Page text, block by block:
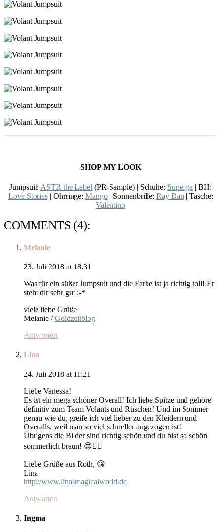
SHOP MY LOOK
Jumpsuit: ASTR the Label (PR-Sample) | Schuhe: Superga | BH:
Love Stories| Ohrringe: Mango| Sonnenbrille: Ray Ban | Tasche:
Valentino
COMMENTS (4):
Melanie
23. Juli 2018 at 18:31
Was für ein süßer Jumpsuit und die Farbe ist ja richtig toll! Er
steht dir sehr gut :-*
viele liebe Grüße
Melanie /Goldzeitblog
Antworten
Lina
24. Juli 2018 at 11:21
Liebe Vanessa!
Es ist ein mega schöner Overall! Ich liebe Spitze und gehöre
definitiv zum Team Volants und Rüschen! Und im Sommer
genau wie du, greife ich viel lieber zu den Kleidern und
Overalls, weil man so viel schneller angezogen ist!
Übrigens die Bilder sind richtig schön und du bist so schön
sommerlich braun! 😍👍🏻
Liebe Grüße aus Roth, 😘
Lina
http://www.linasmagicalworld.de
Antworten
Ingma